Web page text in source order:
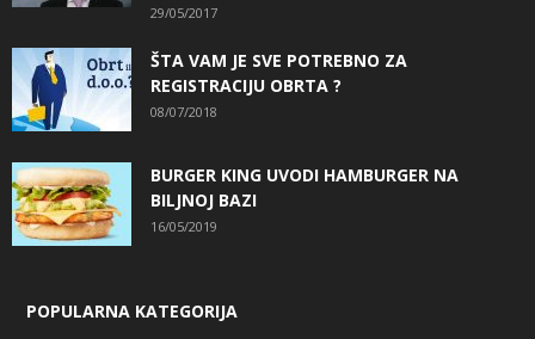
29/05/2017
ŠTA VAM JE SVE POTREBNO ZA
REGISTRACIJU OBRTA ?
08/07/2018
BURGER KING UVODI HAMBURGER NA
BILJNOJ BAZI
16/05/2019
POPULARNA KATEGORIJA